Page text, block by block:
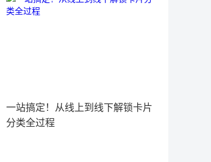
一站搞定！从线上到线下解锁卡片
分类全过程